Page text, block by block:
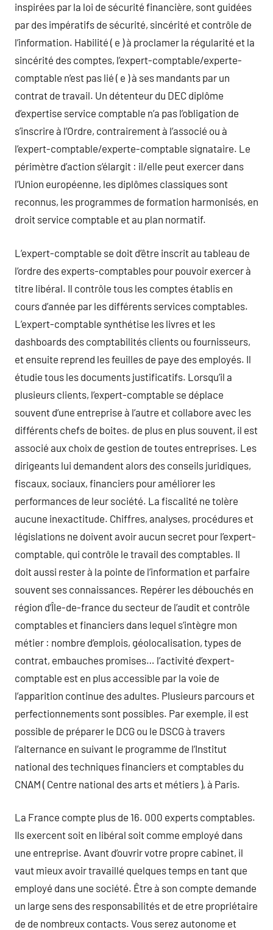
inspirées par la loi de sécurité financière, sont guidées
par des impératifs de sécurité, sincérité et contrôle de
l’information. Habilité ( e ) à proclamer la régularité et la
sincérité des comptes, l’expert-comptable/experte-
comptable n’est pas lié ( e ) à ses mandants par un
contrat de travail. Un détenteur du DEC diplôme
d’expertise service comptable n’a pas l’obligation de
s’inscrire à l’Ordre, contrairement à l’associé ou à
l’expert-comptable/experte-comptable signataire. Le
périmètre d’action s’élargit : il/elle peut exercer dans
l’Union européenne, les diplômes classiques sont
reconnus, les programmes de formation harmonisés, en
droit service comptable et au plan normatif.
L’expert-comptable se doit d’être inscrit au tableau de
l’ordre des experts-comptables pour pouvoir exercer à
titre libéral. Il contrôle tous les comptes établis en
cours d’année par les différents services comptables.
L’expert-comptable synthétise les livres et les
dashboards des comptabilités clients ou fournisseurs,
et ensuite reprend les feuilles de paye des employés. Il
étudie tous les documents justificatifs. Lorsqu’il a
plusieurs clients, l’expert-comptable se déplace
souvent d’une entreprise à l’autre et collabore avec les
différents chefs de boites. de plus en plus souvent, il est
associé aux choix de gestion de toutes entreprises. Les
dirigeants lui demandent alors des conseils juridiques,
fiscaux, sociaux, financiers pour améliorer les
performances de leur société. La fiscalité ne tolère
aucune inexactitude. Chiffres, analyses, procédures et
législations ne doivent avoir aucun secret pour l’expert-
comptable, qui contrôle le travail des comptables. Il
doit aussi rester à la pointe de l’information et parfaire
souvent ses connaissances. Repérer les débouchés en
région d’Île-de-france du secteur de l’audit et contrôle
comptables et financiers dans lequel s’intègre mon
métier : nombre d’emplois, géolocalisation, types de
contrat, embauches promises… l’activité d’expert-
comptable est en plus accessible par la voie de
l’apparition continue des adultes. Plusieurs parcours et
perfectionnements sont possibles. Par exemple, il est
possible de préparer le DCG ou le DSCG à travers
l’alternance en suivant le programme de l’Institut
national des techniques financiers et comptables du
CNAM ( Centre national des arts et métiers ), à Paris.
La France compte plus de 16. 000 experts comptables.
Ils exercent soit en libéral soit comme employé dans
une entreprise. Avant d’ouvrir votre propre cabinet, il
vaut mieux avoir travaillé quelques temps en tant que
employé dans une société. Être à son compte demande
un large sens des responsabilités et de etre propriétaire
de de nombreux contacts. Vous serez autonome et